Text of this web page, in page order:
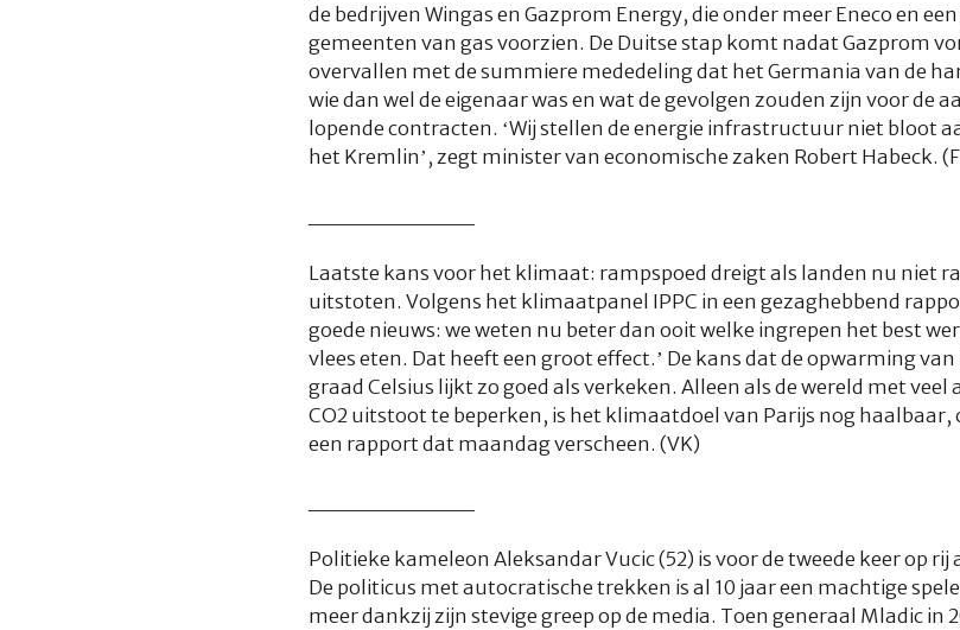
de bedrijven Wingas en Gazprom Energy, die onder meer Eneco en
gemeenten van gas voorzien. De Duitse stap komt nadat Gazprom
overvallen met de summiere mededeling dat het Germania van de
wie dan wel de eigenaar was en wat de gevolgen zouden zijn voor de
lopende contracten. ‘Wij stellen de energie infrastructuur niet bloot
het Kremlin’, zegt minister van economische zaken Robert Habeck.
Laatste kans voor het klimaat: rampspoed dreigt als landen nu niet
uitstoten. Volgens het klimaatpanel IPPC in een gezaghebbend
goede nieuws: we weten nu beter dan ooit welke ingrepen het best
vlees eten. Dat heeft een groot effect.’ De kans dat de opwarming
graad Celsius lijkt zo goed als verkeken. Alleen als de wereld met
CO2 uitstoot te beperken, is het klimaatdoel van Parijs nog
een rapport dat maandag verscheen. (VK)
Politieke kameleon Aleksandar Vucic (52) is voor de tweede keer op rij
De politicus met autocratische trekken is al 10 jaar een machtige
meer dankzij zijn stevige greep op de media. Toen generaal Mladic in